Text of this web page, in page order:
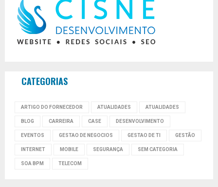
CATEGORIAS
ARTIGO DO FORNECEDOR ATUALIDADES ATUALIDADES
BLOG CARREIRA CASE DESENVOLVIMENTO
EVENTOS GESTAO DE NEGOCIOS GESTAO DE TI GESTÃO
INTERNET MOBILE SEGURANÇA SEM CATEGORIA
SOA BPM TELECOM